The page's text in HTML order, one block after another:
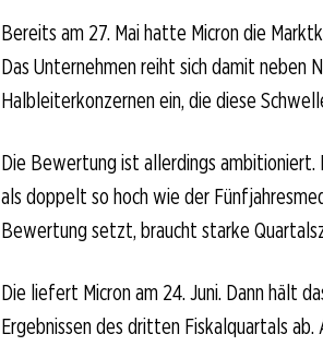
Bereits am 27. Mai hatte Micron die
Das Unternehmen reiht sich damit neben
Halbleiterkonzernen ein, die diese
Die Bewertung ist allerdings
als doppelt so hoch wie der
Bewertung setzt, braucht starke
Die liefert Micron am 24. Juni. Dann hält
Ergebnissen des dritten Fiskalquartals